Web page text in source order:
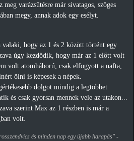
meg varázsütésre már sivatagos, szöges
megy, annak adok egy esélyt.
hogy az 1 és 2 között történt egy
úgy kezdődik, hogy már az 1 előtt volt
volt atomháború, csak elfogyott a nafta,
ölni is képesek a népek.
dolgot mindig a legtöbbet
és csak gyorsan mennek vele az utakon...
szerint Max az 1 részben is már a
volt.
és minden nap egy újabb harapás" -